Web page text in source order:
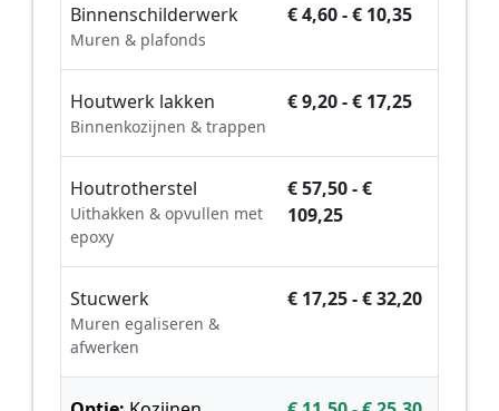
Binnenschilderwerk
Muren & plafonds
€ 4,60 - € 10,35
Houtwerk lakken
Binnenkozijnen & trappen
€ 9,20 - € 17,25
Houtrotherstel
Uithakken & opvullen met
epoxy
€ 57,50 - €
109,25
Stucwerk
Muren egaliseren &
afwerken
€ 17,25 - € 32,20